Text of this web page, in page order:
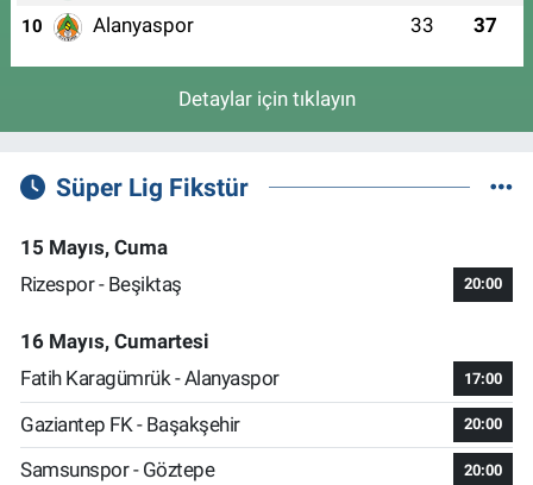
10 Alanyaspor 33 37
Detaylar için tıklayın
Süper Lig Fikstür
15 Mayıs, Cuma
Rizespor - Beşiktaş
20:00
16 Mayıs, Cumartesi
Fatih Karagümrük - Alanyaspor
17:00
Gaziantep FK - Başakşehir 20:00
Samsunspor - Göztepe 20:00